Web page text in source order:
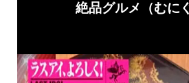
絶品グルメ（むに